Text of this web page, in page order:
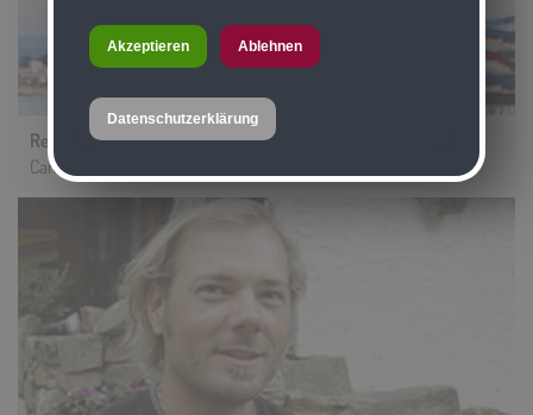
Rene Nocker
Campleiter Slowenien
Akzeptieren Ablehnen
Datenschutzerklärung